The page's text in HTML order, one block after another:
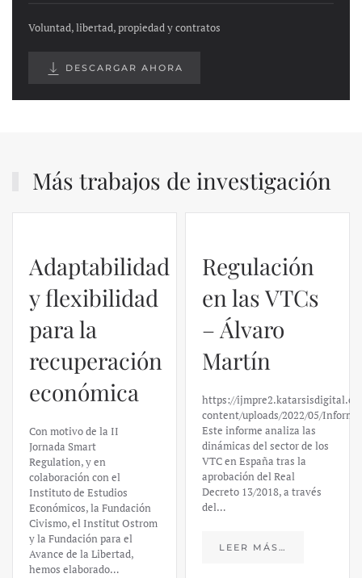
Voluntad, libertad, propiedad y contratos
DESCARGAR AHORA
Más trabajos de investigación
Adaptabilidad
y flexibilidad
para la
recuperación
económica
Con motivo de la II
Jornada Smart
Regulation, y en
colaboración con el
Instituto de Estudios
Económicos, la Fundación
Civismo, el Institut Ostrom
y la Fundación para el
Avance de la Libertad,
hemos elaborado…
Regulación
en las VTCs
– Álvaro
Martín
https://
content/uploads/2022/05/
Este informe analiza las
dinámicas del sector de los
VTC en España tras la
aprobación del Real
Decreto 13/2018, a través
del…
LEER MÁS…